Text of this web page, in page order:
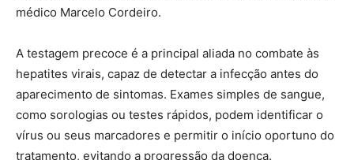
médico Marcelo Cordeiro.
A testagem precoce é a principal aliada no combate às
hepatites virais, capaz de detectar a infecção antes do
aparecimento de sintomas. Exames simples de sangue,
como sorologias ou testes rápidos, podem identificar o
vírus ou seus marcadores e permitir o início oportuno do
tratamento, evitando a progressão da doença.